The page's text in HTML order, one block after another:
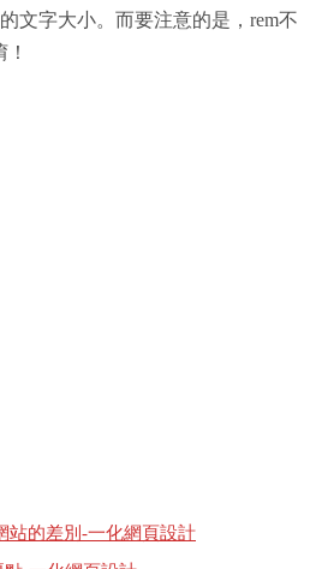
文字大小。而要注意的是，rem不
站的差別-一化網頁設計